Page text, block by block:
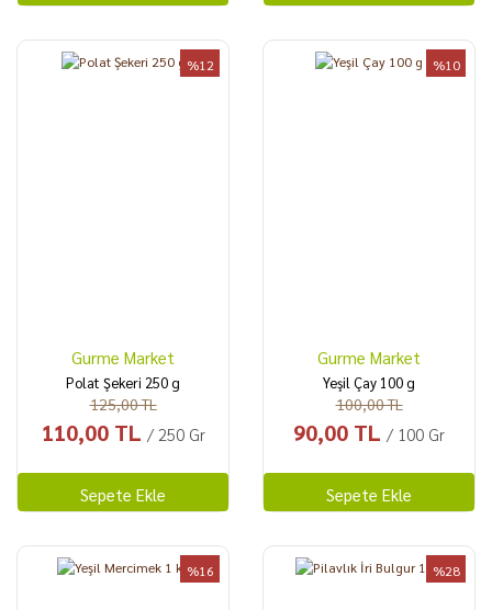
%12
Gurme Market
Polat Şekeri 250 g
125,00 TL
110,00 TL / 250 Gr
Sepete Ekle
%10
Gurme Market
Yeşil Çay 100 g
100,00 TL
90,00 TL / 100 Gr
Sepete Ekle
%16 %28